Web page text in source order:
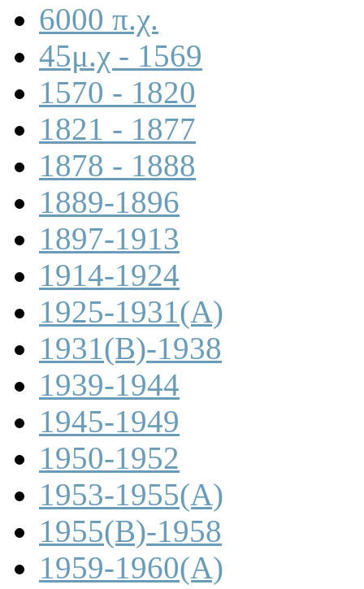
6000 π.χ.
45μ.χ - 1569
1570 - 1820
1821 - 1877
1878 - 1888
1889-1896
1897-1913
1914-1924
1925-1931(A)
1931(B)-1938
1939-1944
1945-1949
1950-1952
1953-1955(A)
1955(B)-1958
1959-1960(A)